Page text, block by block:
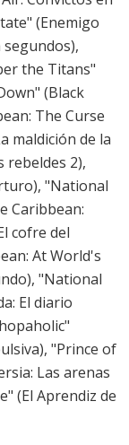
(Enemigo
segundos),
the Titans"
(Black
The Curse
maldición de la
rebeldes 2),
"National
Caribbean:
cofre del
At World's
"National
El diario
"Prince of
Las arenas
(El Aprendiz de